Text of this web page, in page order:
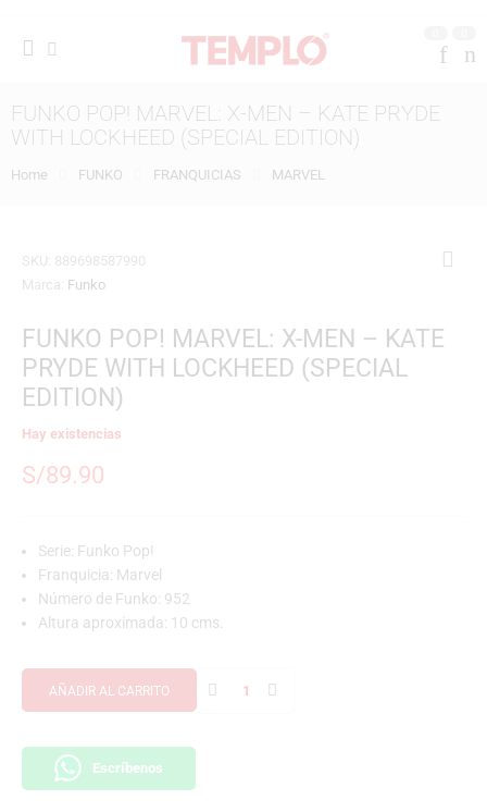
FUNKO POP! MARVEL: X-MEN – KATE PRYDE
WITH LOCKHEED (SPECIAL EDITION)
Home FUNKO FRANQUICIAS MARVEL
SKU: 889698587990
Marca: Funko
FUNKO POP! MARVEL: X-MEN – KATE
PRYDE WITH LOCKHEED (SPECIAL
EDITION)
Hay existencias
S/89.90
Serie: Funko Pop!
Franquicia: Marvel
Número de Funko: 952
Altura aproximada: 10 cms.
AÑADIR AL CARRITO
Escríbenos